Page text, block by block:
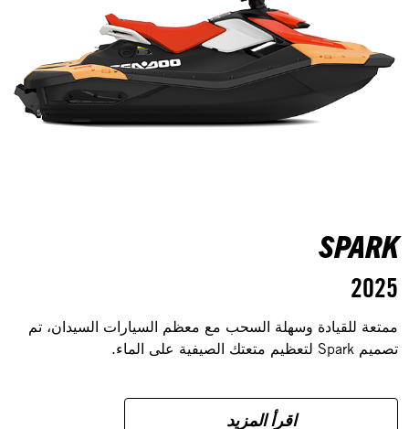
SPARK
2025
ممتعة للقيادة وسهلة السحب مع معظم السيارات السيدان، تم
تصميم Spark لتعظيم متعتك الصيفية على الماء.
اقرأ المزيد